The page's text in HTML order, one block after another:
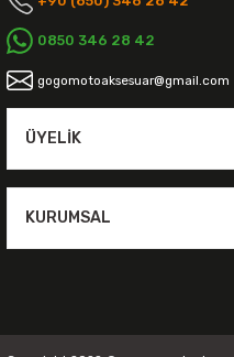
0850 346 28 42
gogomotoaksesuar@gmail.com
ÜYELIK
KURUMSAL